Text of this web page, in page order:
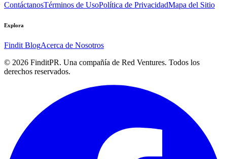
ContáctanosTérminos de UsoPolítica de PrivacidadMapa del Sitio
Explora
Findit BlogAcerca de Nosotros
© 2026 FinditPR. Una compañía de Red Ventures. Todos los
derechos reservados.